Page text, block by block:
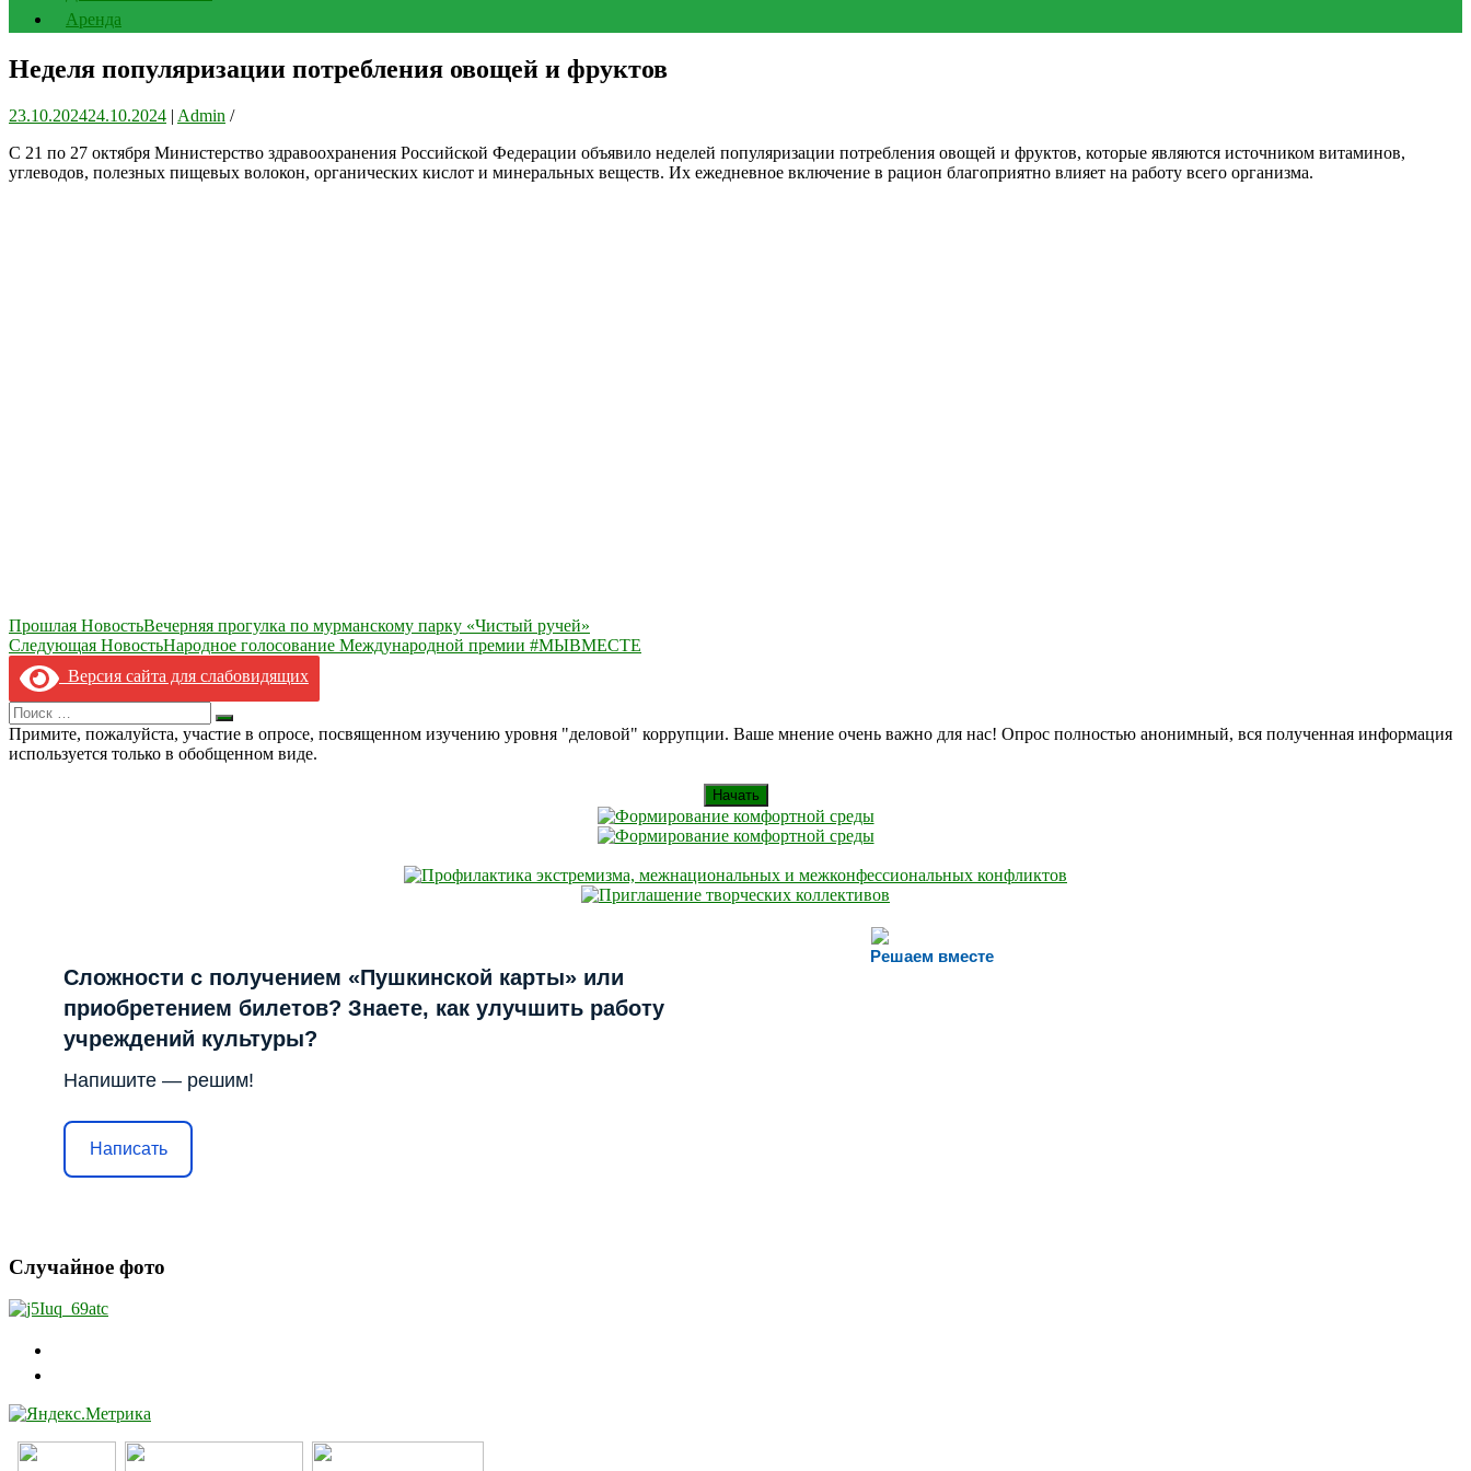
Аренда
Неделя популяризации потребления овощей и фруктов
23.10.202424.10.2024 | Admin /
С 21 по 27 октября Министерство здравоохранения Российской Федерации объявило неделей популяризации потребления овощей и фруктов, которые являются источником витаминов,
углеводов, полезных пищевых волокон, органических кислот и минеральных веществ. Их ежедневное включение в рацион благоприятно влияет на работу всего организма.
Навигация
по
записям
Прошлая НовостьВечерняя прогулка по мурманскому парку «Чистый ручей»
Следующая НовостьНародное голосование Международной премии #МЫВМЕСТЕ
Версия сайта для слабовидящих
Search
for:
Искать
Примите, пожалуйста, участие в опросе, посвященном изучению уровня "деловой" коррупции. Ваше мнение очень важно для нас! Опрос полностью анонимный, вся полученная информация
используется только в обобщенном виде.
Начать
Решаем вместе
Сложности с получением «Пушкинской карты» или
приобретением билетов? Знаете, как улучшить работу
учреждений культуры?
Напишите — решим!
Написать
Случайное фото